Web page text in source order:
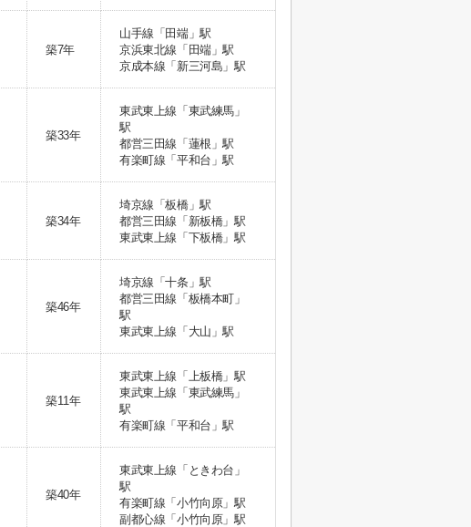
築7年
山手線「田端」駅
京浜東北線「田端」駅
京成本線「新三河島」駅
築33年
東武東上線「東武練馬」
駅
都営三田線「蓮根」駅
有楽町線「平和台」駅
築34年
埼京線「板橋」駅
都営三田線「新板橋」駅
東武東上線「下板橋」駅
築46年
埼京線「十条」駅
都営三田線「板橋本町」
駅
東武東上線「大山」駅
築11年
東武東上線「上板橋」駅
東武東上線「東武練馬」
駅
有楽町線「平和台」駅
築40年
東武東上線「ときわ台」
駅
有楽町線「小竹向原」駅
副都心線「小竹向原」駅